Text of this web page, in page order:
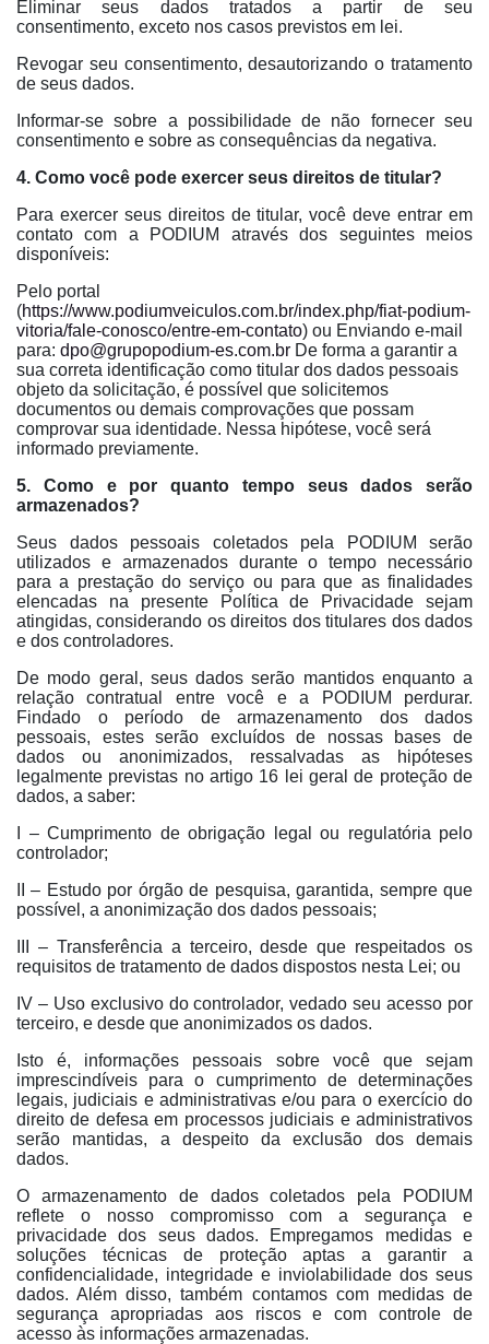
Eliminar seus dados tratados a partir de seu
consentimento, exceto nos casos previstos em lei.
Revogar seu consentimento, desautorizando o tratamento
de seus dados.
Informar-se sobre a possibilidade de não fornecer seu
consentimento e sobre as consequências da negativa.
4. Como você pode exercer seus direitos de titular?
Para exercer seus direitos de titular, você deve entrar em
contato com a PODIUM através dos seguintes meios
disponíveis:
Pelo portal
(https://www.podiumveiculos.com.br/index.php/fiat-podium-
vitoria/fale-conosco/entre-em-contato) ou Enviando e-mail
para: dpo@grupopodium-es.com.br De forma a garantir a
sua correta identificação como titular dos dados pessoais
objeto da solicitação, é possível que solicitemos
documentos ou demais comprovações que possam
comprovar sua identidade. Nessa hipótese, você será
informado previamente.
5. Como e por quanto tempo seus dados serão
armazenados?
Seus dados pessoais coletados pela PODIUM serão
utilizados e armazenados durante o tempo necessário
para a prestação do serviço ou para que as finalidades
elencadas na presente Política de Privacidade sejam
atingidas, considerando os direitos dos titulares dos dados
e dos controladores.
De modo geral, seus dados serão mantidos enquanto a
relação contratual entre você e a PODIUM perdurar.
Findado o período de armazenamento dos dados
pessoais, estes serão excluídos de nossas bases de
dados ou anonimizados, ressalvadas as hipóteses
legalmente previstas no artigo 16 lei geral de proteção de
dados, a saber:
I – Cumprimento de obrigação legal ou regulatória pelo
controlador;
II – Estudo por órgão de pesquisa, garantida, sempre que
possível, a anonimização dos dados pessoais;
III – Transferência a terceiro, desde que respeitados os
requisitos de tratamento de dados dispostos nesta Lei; ou
IV – Uso exclusivo do controlador, vedado seu acesso por
terceiro, e desde que anonimizados os dados.
Isto é, informações pessoais sobre você que sejam
imprescindíveis para o cumprimento de determinações
legais, judiciais e administrativas e/ou para o exercício do
direito de defesa em processos judiciais e administrativos
serão mantidas, a despeito da exclusão dos demais
dados.
O armazenamento de dados coletados pela PODIUM
reflete o nosso compromisso com a segurança e
privacidade dos seus dados. Empregamos medidas e
soluções técnicas de proteção aptas a garantir a
confidencialidade, integridade e inviolabilidade dos seus
dados. Além disso, também contamos com medidas de
segurança apropriadas aos riscos e com controle de
acesso às informações armazenadas.